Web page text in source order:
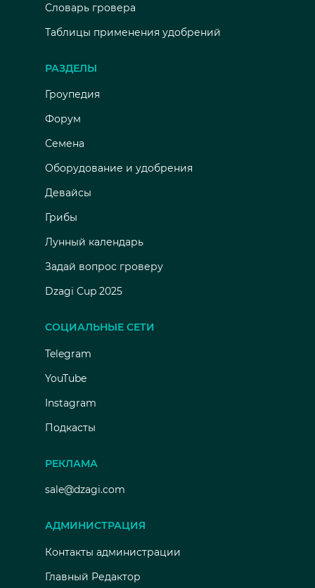
Словарь гровера
Таблицы применения удобрений
РАЗДЕЛЫ
Гроупедия
Форум
Семена
Оборудование и удобрения
Девайсы
Грибы
Лунный календарь
Задай вопрос гроверу
Dzagi Cup 2025
СОЦИАЛЬНЫЕ СЕТИ
Telegram
YouTube
Instagram
Подкасты
РЕКЛАМА
sale@dzagi.com
АДМИНИСТРАЦИЯ
Контакты администрации
Главный Редактор